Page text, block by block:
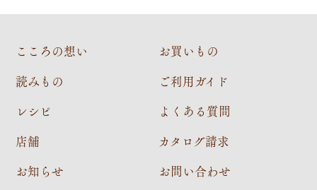
こころの想い
読みもの
レシピ
店舗
お知らせ
お買いもの
ご利用ガイド
よくある質問
カタログ請求
お問い合わせ